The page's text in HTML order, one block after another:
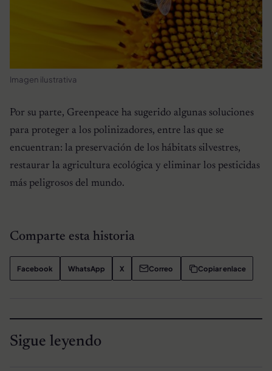
Imagen ilustrativa
Por su parte, Greenpeace ha sugerido algunas soluciones
para proteger a los polinizadores, entre las que se
encuentran: la preservación de los hábitats silvestres,
restaurar la agricultura ecológica y eliminar los pesticidas
más peligrosos del mundo.
Comparte esta historia
Facebook WhatsApp X Correo Copiar enlace
Sigue leyendo